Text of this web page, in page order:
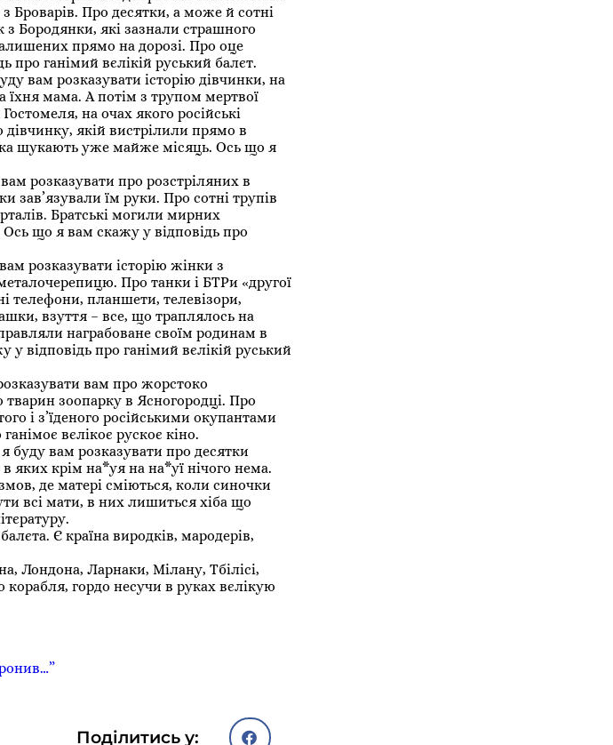
Броварів. Про десятки, а може й сотні
з Бородянки, які зазнали страшного
прямо на дорозі. Про оце
про ганімий вєлікій руський балєт.
вам розказувати історію дівчинки, на
їхня мама. А потім з трупом мертвої
на очах якого російські
якій вистрілили прямо в
шукають уже майже місяць. Ось що я
розказувати про розстріляних в
зав’язували їм руки. Про сотні трупів
Братські могили мирних
Ось що я вам скажу у відповідь про
розказувати історію жінки з
Про танки і БТРи «другої
телефони, планшети, телевізори,
взуття – все, що траплялось на
награбоване своїм родинам в
відповідь про ганімий вєлікій руський
вам про жорстоко
зоопарку в Ясногородці. Про
і з’їденого російськими окупантами
вєлікоє рускоє кіно.
буду вам розказувати про десятки
яких крім на*уя на на*уї нічого нема.
де матері сміються, коли синочки
всі мати, в них лишиться хіба що
Є країна виродків, мародерів,
Лондона, Ларнаки, Мілану, Тбілісі,
гордо несучи в руках вєлікую
Поділитись у: